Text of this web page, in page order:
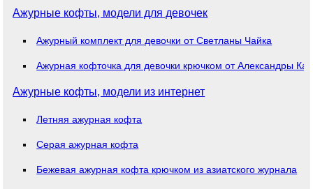
Ажурные кофты, модели для девочек
Ажурный комплект для девочки от Светланы Чайка
Ажурная кофточка для девочки крючком от Александры
Ажурные кофты, модели из интернет
Летняя ажурная кофта
Серая ажурная кофта
Бежевая ажурная кофта крючком из азиатского журнала